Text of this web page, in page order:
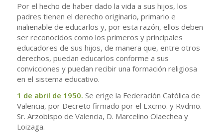
Por el hecho de haber dado la vida a sus hijos, los
padres tienen el derecho originario, primario e
inalienable de educarlos y, por esta razón, ellos deben
ser reconocidos como los primeros y principales
educadores de sus hijos, de manera que, entre otros
derechos, puedan educarlos conforme a sus
convicciones y puedan recibir una formación religiosa
en el sistema educativo.
1 de abril de 1950. Se erige la Federación Católica de
Valencia, por Decreto firmado por el Excmo. y Rvdmo.
Sr. Arzobispo de Valencia, D. Marcelino Olaechea y
Loizaga.